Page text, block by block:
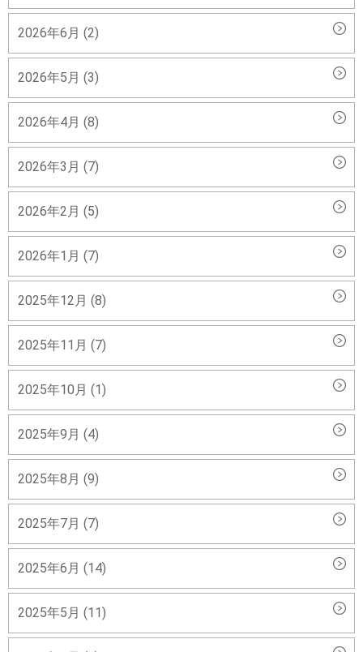
2026年6月 (2)
2026年5月 (3)
2026年4月 (8)
2026年3月 (7)
2026年2月 (5)
2026年1月 (7)
2025年12月 (8)
2025年11月 (7)
2025年10月 (1)
2025年9月 (4)
2025年8月 (9)
2025年7月 (7)
2025年6月 (14)
2025年5月 (11)